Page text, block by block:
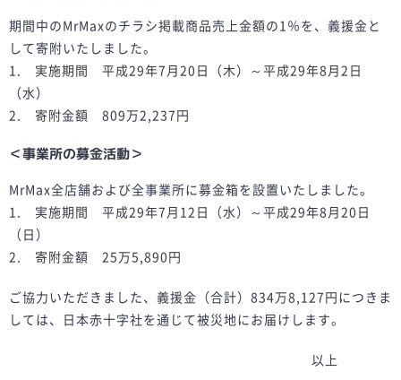
期間中のMrMaxのチラシ掲載商品売上金額の1％を、義援金と
して寄附いたしました。
1. 実施期間 平成29年7月20日（木）～平成29年8月2日
（水）
2. 寄附金額 809万2,237円
＜事業所の募金活動＞
MrMax全店舗および全事業所に募金箱を設置いたしました。
1. 実施期間 平成29年7月12日（水）～平成29年8月20日
（日）
2. 寄附金額 25万5,890円
ご協力いただきました、義援金（合計）834万8,127円につきま
しては、日本赤十字社を通じて被災地にお届けします。
以上